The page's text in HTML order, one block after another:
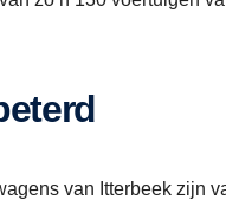
van Itterbeek zijn